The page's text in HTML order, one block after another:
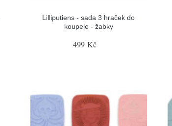
Lilliputiens - sada 3 hraček do
koupele - žabky
499 Kč